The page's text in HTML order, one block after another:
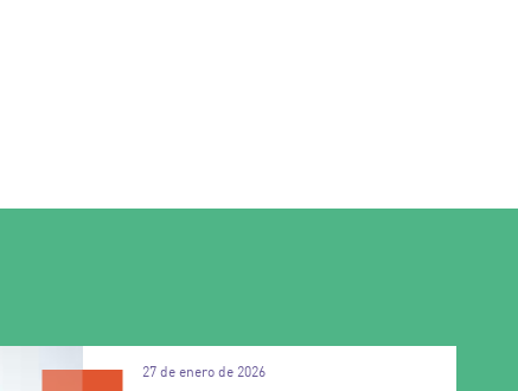
27 de enero de 2026